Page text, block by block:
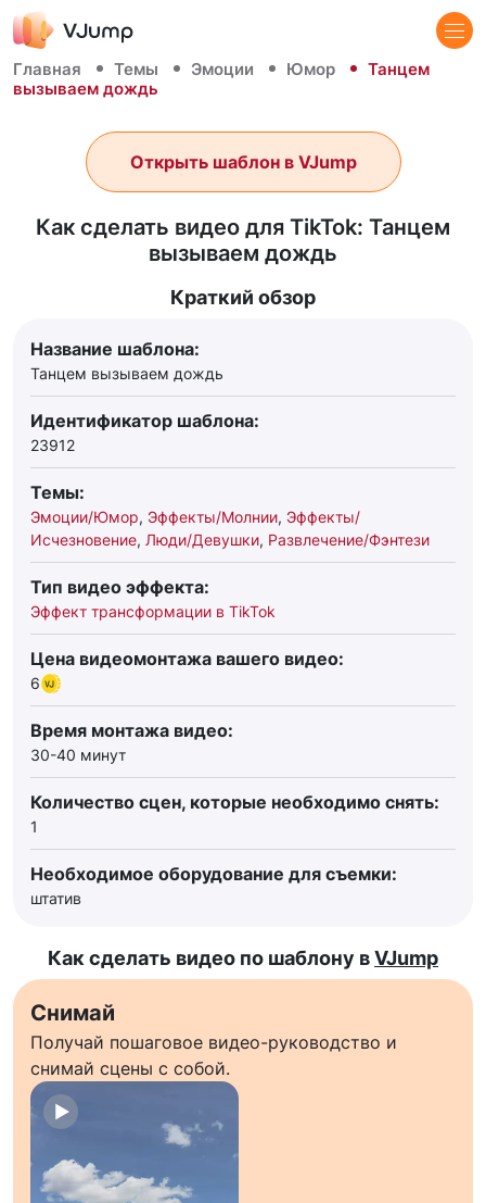
Главная Темы Эмоции Юмор
Танцем
вызываем дождь
Как сделать видео для TikTok: Танцем
вызываем дождь
Открыть шаблон в VJump
Краткий обзор
Название шаблона:
Танцем вызываем дождь
Идентификатор шаблона:
23912
Темы:
Эмоции/Юмор, Эффекты/Молнии, Эффекты/
Исчезновение, Люди/Девушки, Развлечение/Фэнтези
Тип видео эффекта:
Эффект трансформации в TikTok
Цена видеомонтажа вашего видео:
6
Время монтажа видео:
30-40 минут
Количество сцен, которые необходимо снять:
1
Необходимое оборудование для съемки:
штатив
Как сделать видео по шаблону вVJump
Снимай
Получай пошаговое видео-руководство и
снимай сцены с собой.